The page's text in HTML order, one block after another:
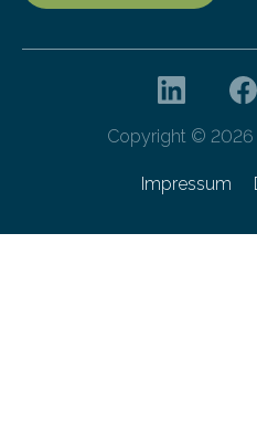
Copyright © 2026
Impressum